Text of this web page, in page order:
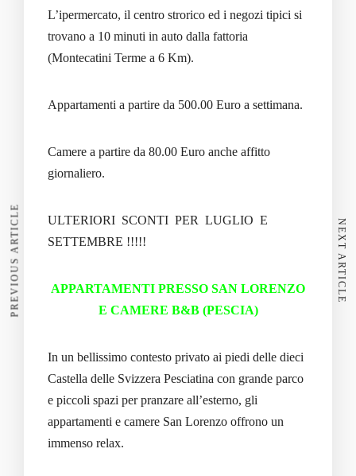
L’ipermercato, il centro strorico ed i negozi tipici si
trovano a 10 minuti in auto dalla fattoria
(Montecatini Terme a 6 Km).
Appartamenti a partire da 500.00 Euro a settimana.
Camere a partire da 80.00 Euro anche affitto
giornaliero.
ULTERIORI SCONTI PER LUGLIO E
SETTEMBRE !!!!!
APPARTAMENTI PRESSO SAN LORENZO
E CAMERE B&B (PESCIA)
In un bellissimo contesto privato ai piedi delle dieci
Castella delle Svizzera Pesciatina con grande parco
e piccoli spazi per pranzare all’esterno, gli
appartamenti e camere San Lorenzo offrono un
immenso relax.
PREVIOUS ARTICLE NEXT ARTICLE